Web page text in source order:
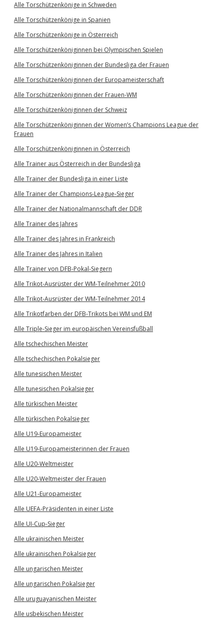
Alle Torschützenkönige in Schweden
Alle Torschützenkönige in Spanien
Alle Torschützenkönige in Österreich
Alle Torschützenköniginnen bei Olympischen Spielen
Alle Torschützenköniginnen der Bundesliga der Frauen
Alle Torschützenköniginnen der Europameisterschaft
Alle Torschützenköniginnen der Frauen-WM
Alle Torschützenköniginnen der Schweiz
Alle Torschützenköniginnen der Women’s Champions League der
Frauen
Alle Torschützenköniginnen in Österreich
Alle Trainer aus Österreich in der Bundesliga
Alle Trainer der Bundesliga in einer Liste
Alle Trainer der Champions-League-Sieger
Alle Trainer der Nationalmannschaft der DDR
Alle Trainer des Jahres
Alle Trainer des Jahres in Frankreich
Alle Trainer des Jahres in Italien
Alle Trainer von DFB-Pokal-Siegern
Alle Trikot-Ausrüster der WM-Teilnehmer 2010
Alle Trikot-Ausrüster der WM-Teilnehmer 2014
Alle Trikotfarben der DFB-Trikots bei WM und EM
Alle Triple-Sieger im europäischen Vereinsfußball
Alle tschechischen Meister
Alle tschechischen Pokalsieger
Alle tunesischen Meister
Alle tunesischen Pokalsieger
Alle türkischen Meister
Alle türkischen Pokalsieger
Alle U19-Europameister
Alle U19-Europameisterinnen der Frauen
Alle U20-Weltmeister
Alle U20-Weltmeister der Frauen
Alle U21-Europameister
Alle UEFA-Präsidenten in einer Liste
Alle UI-Cup-Sieger
Alle ukrainischen Meister
Alle ukrainischen Pokalsieger
Alle ungarischen Meister
Alle ungarischen Pokalsieger
Alle uruguayanischen Meister
Alle usbekischen Meister